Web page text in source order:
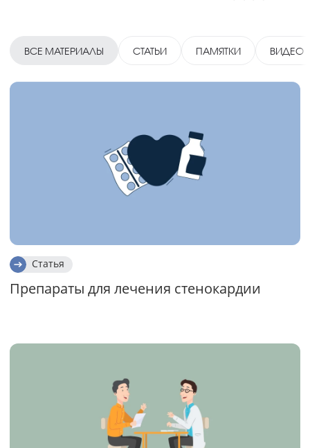
ВСЕ МАТЕРИАЛЫ СТАТЬИ ПАМЯТКИ ВИДЕО
Статья
Препараты для лечения стенокардии